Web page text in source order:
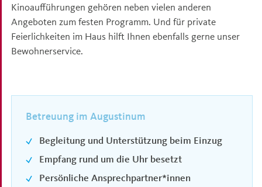
Kinoaufführungen gehören neben vielen anderen
Angeboten zum festen Programm. Und für private
Feierlichkeiten im Haus hilft Ihnen ebenfalls gerne unser
Bewohnerservice.
Betreuung im Augustinum
Begleitung und Unterstützung beim Einzug
Empfang rund um die Uhr besetzt
Persönliche Ansprechpartner*innen